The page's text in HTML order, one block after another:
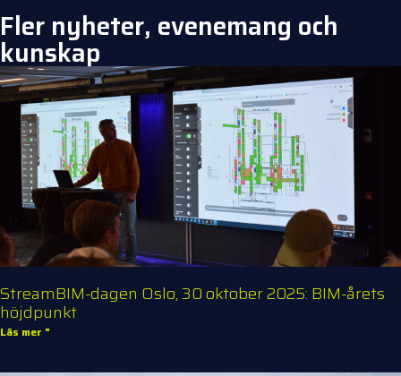
Fler nyheter, evenemang och
kunskap
StreamBIM-dagen Oslo, 30 oktober 2025: BIM-årets
höjdpunkt
Läs mer "